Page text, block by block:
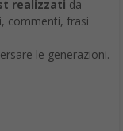
realizzati da
commenti, frasi
le generazioni.